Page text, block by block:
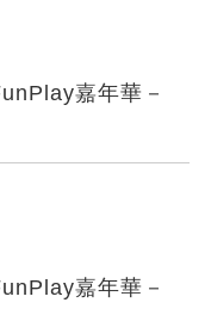
嘉年華－
嘉年華－